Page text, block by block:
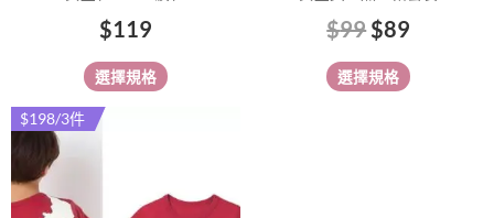
$119
選擇規格
面
選
擇
$99$89
選擇規格
頁
面
選
擇
$198/3件